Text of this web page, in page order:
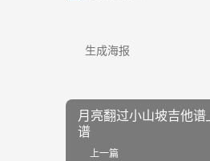
生成海报
月亮翻过小山坡吉他
谱
上一篇